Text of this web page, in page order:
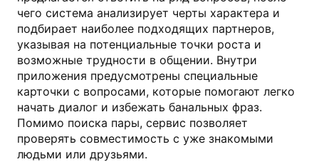
чего система анализирует черты характера и
подбирает наиболее подходящих партнеров,
указывая на потенциальные точки роста и
возможные трудности в общении. Внутри
приложения предусмотрены специальные
карточки с вопросами, которые помогают легко
начать диалог и избежать банальных фраз.
Помимо поиска пары, сервис позволяет
проверять совместимость с уже знакомыми
людьми или друзьями.